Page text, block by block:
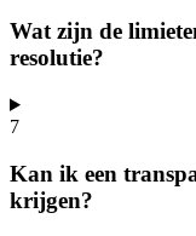
Wat zijn de
resolutie?
7
Kan ik een
krijgen?